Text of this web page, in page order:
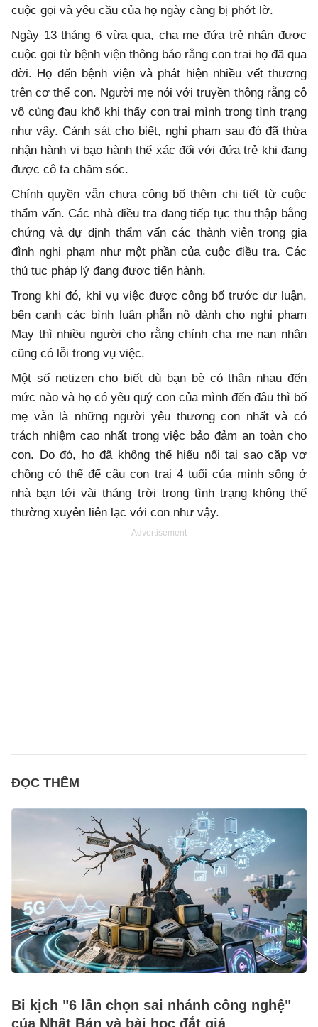
cuộc gọi và yêu cầu của họ ngày càng bị phớt lờ.
Ngày 13 tháng 6 vừa qua, cha mẹ đứa trẻ nhận được
cuộc gọi từ bệnh viện thông báo rằng con trai họ đã qua
đời. Họ đến bệnh viện và phát hiện nhiều vết thương
trên cơ thể con. Người mẹ nói với truyền thông rằng cô
vô cùng đau khổ khi thấy con trai mình trong tình trạng
như vậy. Cảnh sát cho biết, nghi phạm sau đó đã thừa
nhận hành vi bạo hành thể xác đối với đứa trẻ khi đang
được cô ta chăm sóc.
Chính quyền vẫn chưa công bố thêm chi tiết từ cuộc
thẩm vấn. Các nhà điều tra đang tiếp tục thu thập bằng
chứng và dự định thẩm vấn các thành viên trong gia
đình nghi phạm như một phần của cuộc điều tra. Các
thủ tục pháp lý đang được tiến hành.
Trong khi đó, khi vụ việc được công bố trước dư luận,
bên cạnh các bình luận phẫn nộ dành cho nghi phạm
May thì nhiều người cho rằng chính cha mẹ nạn nhân
cũng có lỗi trong vụ việc.
Một số netizen cho biết dù bạn bè có thân nhau đến
mức nào và họ có yêu quý con của mình đến đâu thì bố
mẹ vẫn là những người yêu thương con nhất và có
trách nhiệm cao nhất trong việc bảo đảm an toàn cho
con. Do đó, họ đã không thể hiểu nổi tại sao cặp vợ
chồng có thể để cậu con trai 4 tuổi của mình sống ở
nhà bạn tới vài tháng trời trong tình trạng không thể
thường xuyên liên lạc với con như vậy.
Advertisement
ĐỌC THÊM
Bi kịch "6 lần chọn sai nhánh công nghệ"
của Nhật Bản và bài học đắt giá